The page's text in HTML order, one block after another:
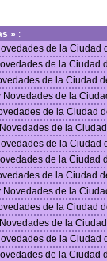
» :
de la Ciudad
de la Ciudad
de la Ciudad
Novedades de la
de la Ciudad
de la
de la Ciudad
de la Ciudad
de la Ciudad
Novedades de la
de la Ciudad
de la
de la Ciudad
de la Ciudad